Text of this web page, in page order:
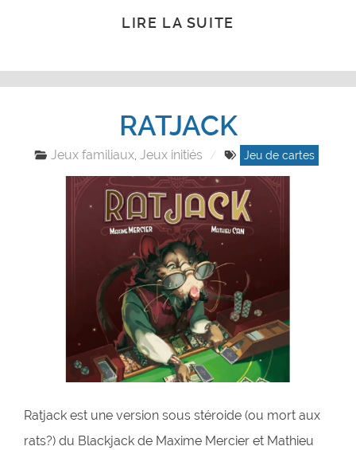
LIRE LA SUITE
RATJACK
Jeux familiaux, Jeux initiés Jeu de cartes
Ratjack est une version sous stéroide (ou mort aux
rats?) du Blackjack de Maxime Mercier et Mathieu